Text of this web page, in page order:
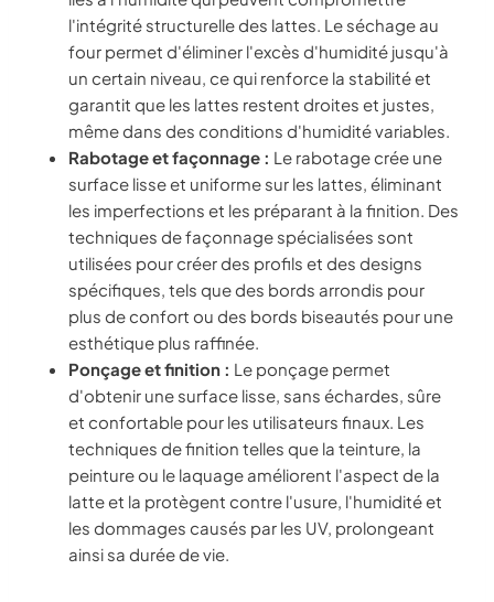
l'intégrité structurelle des lattes. Le séchage au
four permet d'éliminer l'excès d'humidité jusqu'à
un certain niveau, ce qui renforce la stabilité et
garantit que les lattes restent droites et justes,
même dans des conditions d'humidité variables.
Rabotage et façonnage : Le rabotage crée une
surface lisse et uniforme sur les lattes, éliminant
les imperfections et les préparant à la finition. Des
techniques de façonnage spécialisées sont
utilisées pour créer des profils et des designs
spécifiques, tels que des bords arrondis pour
plus de confort ou des bords biseautés pour une
esthétique plus raffinée.
Ponçage et finition : Le ponçage permet
d'obtenir une surface lisse, sans échardes, sûre
et confortable pour les utilisateurs finaux. Les
techniques de finition telles que la teinture, la
peinture ou le laquage améliorent l'aspect de la
latte et la protègent contre l'usure, l'humidité et
les dommages causés par les UV, prolongeant
ainsi sa durée de vie.